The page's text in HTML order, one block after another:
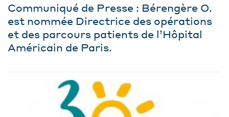
Communiqué de Presse : Bérengère O.
est nommée Directrice des opérations
et des parcours patients de l’Hôpital
Américain de Paris.